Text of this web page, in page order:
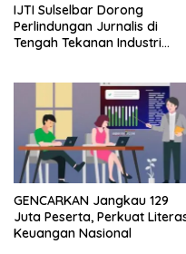
IJTI Sulselbar Dorong
Perlindungan Jurnalis di
Tengah Tekanan Industri
GENCARKAN Jangkau 129
Juta Peserta, Perkuat
Keuangan Nasional